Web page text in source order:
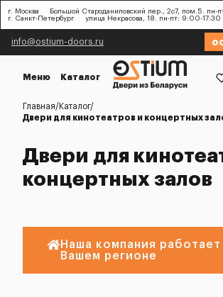
г. Москва
Большой Староданиловский пер., 2с7, пом.5. пн-
г. Санкт-Петербург
улица Некрасова, 18. пн-пт: 9:00-17:30
info@ostium-doors.ru
Меню Каталог
Главная
Каталог
Двери для кинотеатров и концертных
Двери для
концертных залов
Наша компания работает
Вашем регионе